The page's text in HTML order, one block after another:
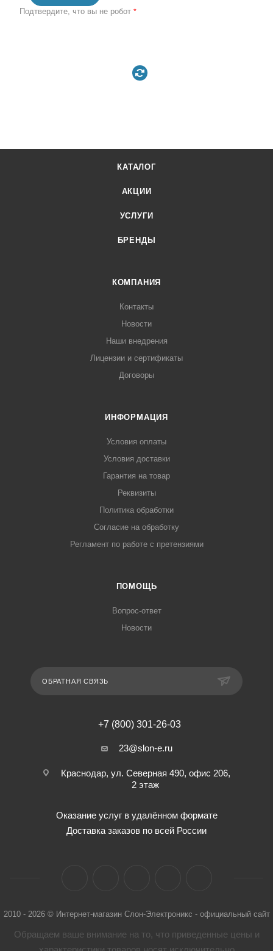
Подтвердите, что вы не робот *
КАТАЛОГ
АКЦИИ
УСЛУГИ
БРЕНДЫ
КОМПАНИЯ
Контакты
Новости
Наши внедрения
Лицензии и сертификаты
Договоры
ИНФОРМАЦИЯ
Условия оплаты
Условия доставки
Гарантия на товар
Реквизиты
Политика обработки
Согласие на обработку
Регламент по работе с претензиями
ПОМОЩЬ
Вопрос-ответ
Новости
ОБРАТНАЯ СВЯЗЬ
+7 (800) 301-26-03
23@slon-e.ru
Краснодар, ул. Северная 490, офис 206,
2 этаж
Оказание услуг в удалённом формате
Доставка заказов по всей России
2010 - 2026 © Интернет-магазин Слон-Электроникс - официальный сайт
Обращаем ваше внимание на то, что приведенные цены и